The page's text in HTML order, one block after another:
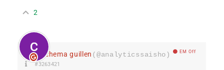
2
chema guillen (@analyticssaisho) EM Off
#3263421